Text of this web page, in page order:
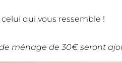
celui qui vous ressemble !
ménage de 30€ seront